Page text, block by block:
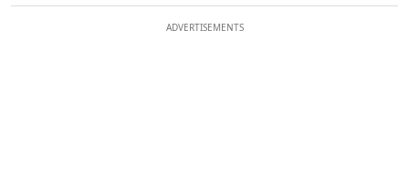
ADVERTISEMENTS